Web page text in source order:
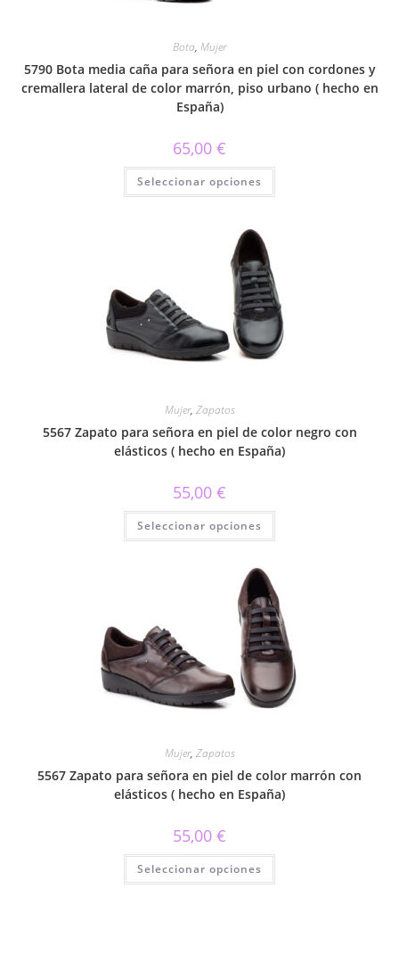
Bota, Mujer
5790 Bota media caña para señora en piel con cordones y
cremallera lateral de color marrón, piso urbano ( hecho en
España)
65,00 €
Seleccionar opciones
Este
tiene
elegir
en
la
página
de
producto
Mujer, Zapatos
5567 Zapato para señora en piel de color negro con
elásticos ( hecho en España)
55,00 €
Seleccionar opciones
Este
tiene
opciones
se
pueden
elegir
en
la
página
producto
Mujer, Zapatos
5567 Zapato para señora en piel de color marrón con
elásticos ( hecho en España)
55,00 €
Seleccionar opciones
Este
tiene